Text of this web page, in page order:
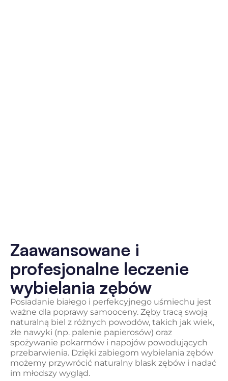
Zaawansowane i
profesjonalne leczenie
wybielania zębów
Posiadanie białego i perfekcyjnego uśmiechu jest
ważne dla poprawy samooceny. Zęby tracą swoją
naturalną biel z różnych powodów, takich jak wiek,
złe nawyki (np. palenie papierosów) oraz
spożywanie pokarmów i napojów powodujących
przebarwienia. Dzięki zabiegom wybielania zębów
możemy przywrócić naturalny blask zębów i nadać
im młodszy wygląd.